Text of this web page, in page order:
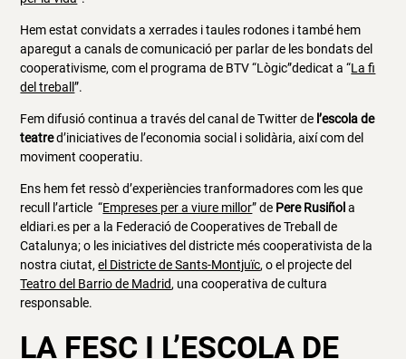
Hem estat convidats a xerrades i taules rodones i també hem
aparegut a canals de comunicació per parlar de les bondats del
cooperativisme, com el programa de BTV “Lògic”dedicat a “La fi
del treball”.
Fem difusió continua a través del canal de Twitter de l’escola de
teatred’iniciatives de l’economia social i solidària, així com del
moviment cooperatiu.
Ens hem fet ressò d’experiències tranformadores com les que
recull l’article “Empreses per a viure millor” de Pere Rusiñol a
eldiari.es per a la Federació de Cooperatives de Treball de
Catalunya; o les iniciatives del districte més cooperativista de la
nostra ciutat,el Districte de Sants-Montjuïc, o el projecte del
Teatro del Barrio de Madrid, una cooperativa de cultura
responsable.
LA FESC I L’ESCOLA DE